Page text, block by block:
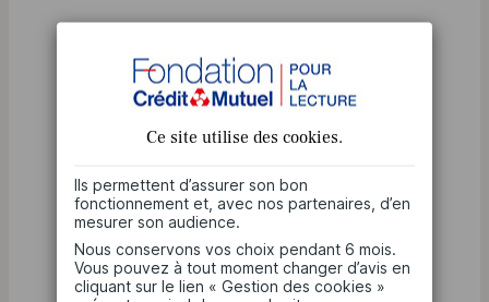
Jean-François JOUFFRAY
Président d’honneur de la Fédération du
Olivier OGER
Président d’honneur de la Fédération du
Crédit Mutuel Nord-Europe
Ce site utilise des cookies.
Ils permettent d’assurer son bon
fonctionnement et, avec nos partenaires, d’en
mesurer son audience.
Nous conservons vos choix pendant 6 mois.
Vous pouvez à tout moment changer d’avis en
cliquant sur le lien « Gestion des cookies »